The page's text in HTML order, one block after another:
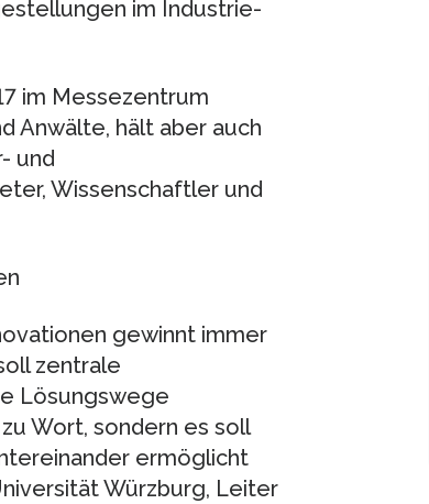
im Industrie-
im Messezentrum
Anwälte, hält aber auch
und
Wissenschaftler und
gewinnt immer
zentrale
Lösungswege
Wort, sondern es soll
ermöglicht
Würzburg, Leiter